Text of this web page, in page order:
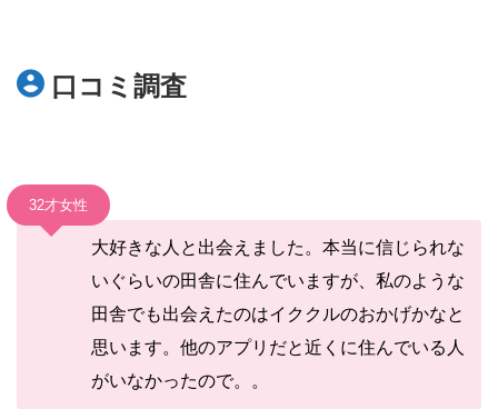
口コミ調査
32才女性
大好きな人と出会えました。本当に信じられな
いぐらいの田舎に住んでいますが、私のような
田舎でも出会えたのはイククルのおかげかなと
思います。他のアプリだと近くに住んでいる人
がいなかったので。。